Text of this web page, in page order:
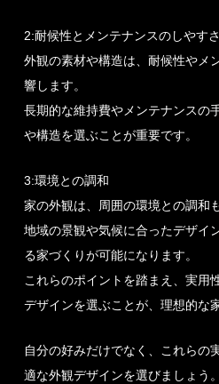
2:耐候性とメンテナンスのしやすさ
外観の素材や構造は、耐候性やメ
響します。
長期的な維持費やメンテナンスの
や構造を選ぶことが重要です。
3:環境との調和
家の外観は、周囲の環境との調和
地域の景観や気候に合ったデザイ
る家づくりが可能になります。
これらのポイントを踏まえ、実用
デザインを選ぶことが、理想的な
自分の好みだけでなく、これらの
適な外観デザインを選びましょう。